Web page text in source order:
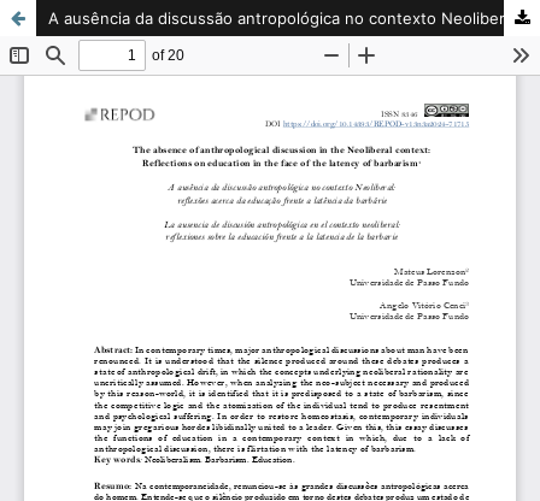
A ausência da discussão antropológica no contexto Neoliberal: reflexões acerca da educação frente a latência da barbárie